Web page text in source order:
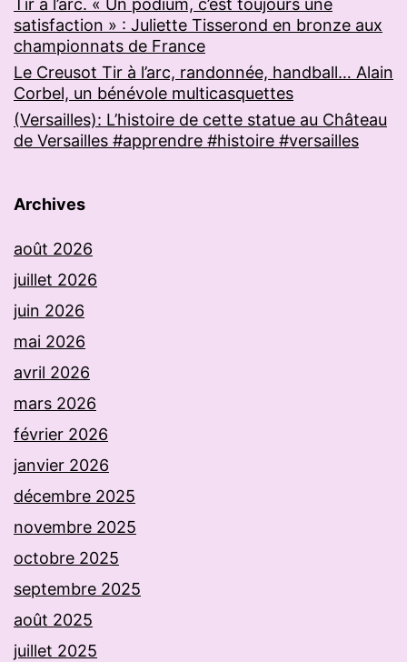
Tir à l’arc. « Un podium, c’est toujours une
satisfaction » : Juliette Tisserond en bronze aux
championnats de France
Le Creusot Tir à l’arc, randonnée, handball… Alain
Corbel, un bénévole multicasquettes
(Versailles): L’histoire de cette statue au Château
de Versailles #apprendre #histoire #versailles
Archives
août 2026
juillet 2026
juin 2026
mai 2026
avril 2026
mars 2026
février 2026
janvier 2026
décembre 2025
novembre 2025
octobre 2025
septembre 2025
août 2025
juillet 2025